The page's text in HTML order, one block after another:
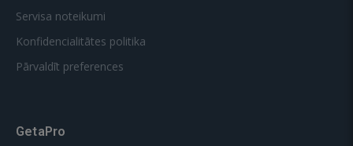
Servisa noteikumi
Konfidencialitātes politika
Pārvaldīt preferences
GetaPro